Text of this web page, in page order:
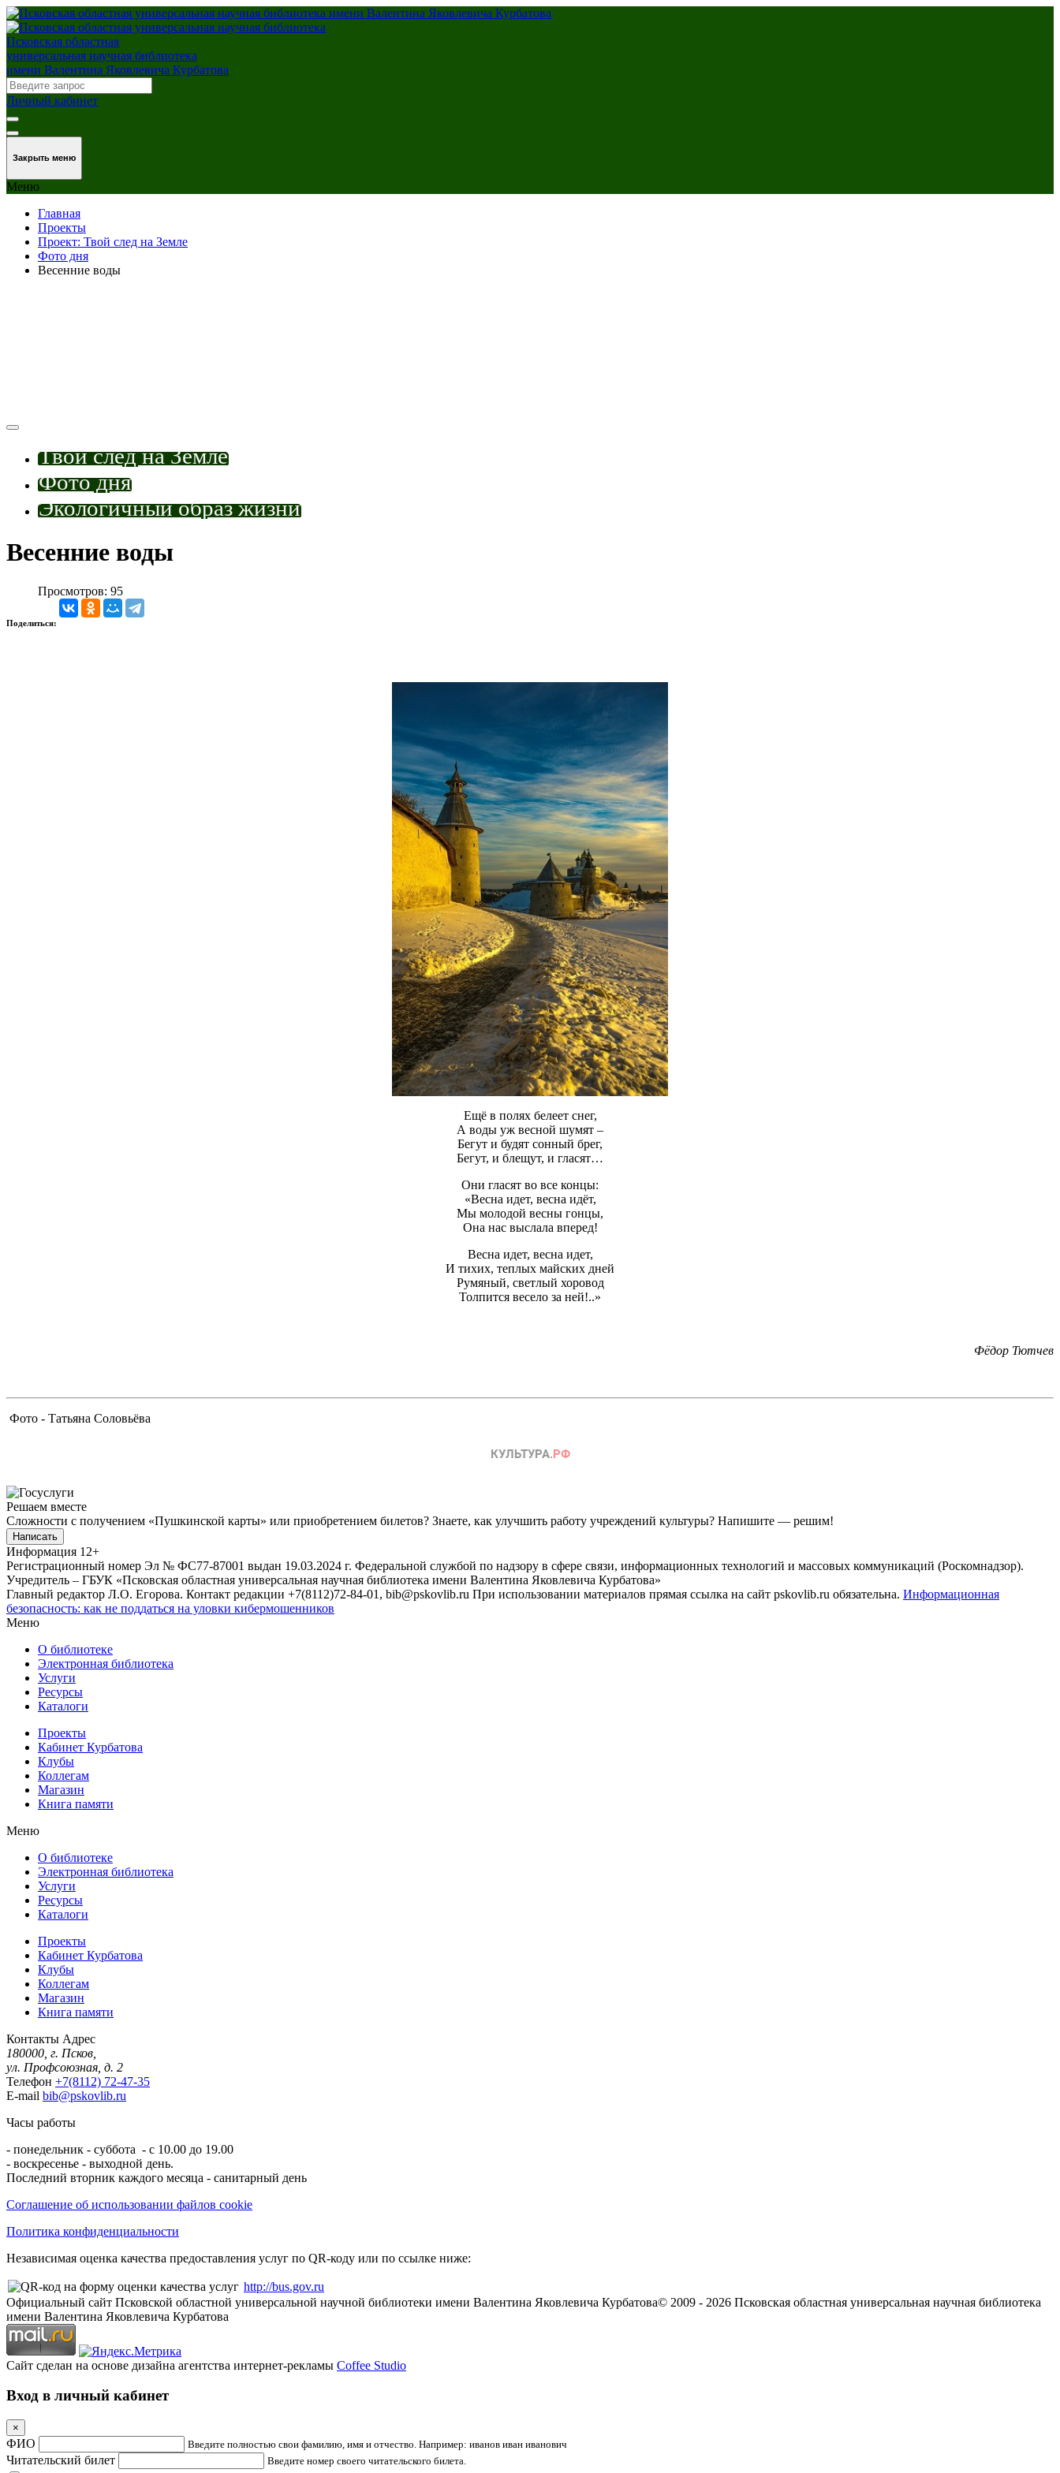
Псковская областная
универсальная научная библиотека
имени Валентина Яковлевича Курбатова
Личный кабинет
Закрыть меню
Меню
Главная
Проекты
Проект: Твой след на Земле
Фото дня
Весенние воды
Твой след на Земле
Фото дня
Экологичный образ жизни
Весенние воды
Просмотров: 95
Поделиться:
Ещё в полях белеет снег,
А воды уж весной шумят –
Бегут и будят сонный брег,
Бегут, и блещут, и гласят…
Они гласят во все концы:
«Весна идет, весна идёт,
Мы молодой весны гонцы,
Она нас выслала вперед!
Весна идет, весна идет,
И тихих, теплых майских дней
Румяный, светлый хоровод
Толпится весело за ней!..»
Фёдор Тютчев
Фото - Татьяна Соловьёва
Решаем вместе
Сложности с получением «Пушкинской карты» или приобретением билетов? Знаете, как улучшить работу учреждений культуры? Напишите — решим!
Написать
Информация 12+
Регистрационный номер Эл № ФС77-87001 выдан 19.03.2024 г. Федеральной службой по надзору в сфере связи, информационных технологий и массовых коммуникаций (Роскомнадзор).
Учредитель – ГБУК «Псковская областная универсальная научная библиотека имени Валентина Яковлевича Курбатова»
Главный редактор Л.О. Егорова. Контакт редакции +7(8112)72-84-01, bib@pskovlib.ru При использовании материалов прямая ссылка на сайт pskovlib.ru обязательна. Информационная
безопасность: как не поддаться на уловки кибермошенников
Меню
О библиотеке
Электронная библиотека
Услуги
Ресурсы
Каталоги
Проекты
Кабинет Курбатова
Клубы
Коллегам
Магазин
Книга памяти
Меню
О библиотеке
Электронная библиотека
Услуги
Ресурсы
Каталоги
Проекты
Кабинет Курбатова
Клубы
Коллегам
Магазин
Книга памяти
Контакты Адрес
180000, г. Псков,
ул. Профсоюзная, д. 2
Телефон +7(8112) 72-47-35
E-mail bib@pskovlib.ru
Часы работы
- понедельник - суббота - с 10.00 до 19.00
- воскресенье - выходной день.
Последний вторник каждого месяца - санитарный день
Соглашение об использовании файлов cookie
Политика конфиденциальности
Независимая оценка качества предоставления услуг по QR-коду или по ссылке ниже:
http://bus.gov.ru
Официальный сайт Псковской областной универсальной научной библиотеки имени Валентина Яковлевича Курбатова© 2009 - 2026 Псковская областная универсальная научная библиотека
имени Валентина Яковлевича Курбатова
Сайт сделан на основе дизайна агентства интернет-рекламы Coffee Studio
Вход в личный кабинет
×
ФИО Введите полностью свои фамилию, имя и отчество. Например: иванов иван иванович
Читательский билет Введите номер своего читательского билета.